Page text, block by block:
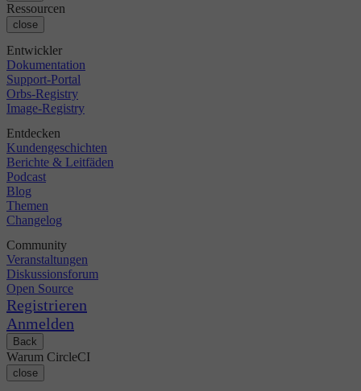
Ressourcen
close
Entwickler
Dokumentation
Support-Portal
Orbs-Registry
Image-Registry
Entdecken
Kundengeschichten
Berichte & Leitfäden
Podcast
Blog
Themen
Changelog
Community
Veranstaltungen
Diskussionsforum
Open Source
Registrieren
Anmelden
Back
Warum CircleCI
close